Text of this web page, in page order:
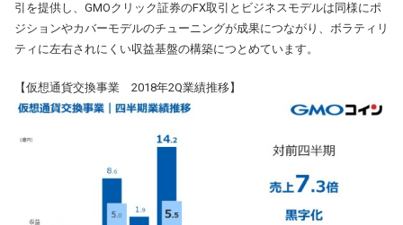
引を提供し、GMOクリック証券のFX取引とビジネスモデルは同様にポ
ジションやカバーモデルのチューニングが成果につながり、ボラティリ
ティに左右されにくい収益基盤の構築につとめています。
【仮想通貨交換事業 2018年2Q業績推移】